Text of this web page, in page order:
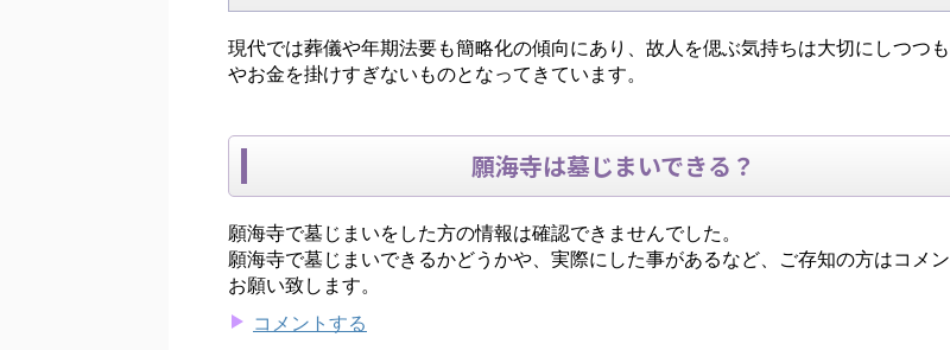
現代では葬儀や年期法要も簡略化の傾向にあり、故人を偲ぶ気持ちは大切にしつつ
やお金を掛けすぎないものとなってきています。
願海寺は墓じまいできる？
願海寺で墓じまいをした方の情報は確認できませんでした。
願海寺で墓じまいできるかどうかや、実際にした事があるなど、ご存知の方はコメ
お願い致します。
コメントする